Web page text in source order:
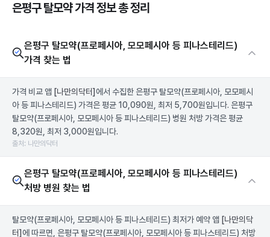
은평구 탈모약 가격 정보 총 정리
은평구 탈모약(프로페시아, 모모페시아 등 피나스테리드)
가격 찾는 법
가격 비교 앱 [나만의닥터] 에서 수집한 은평구 탈모약(프로페시아, 모모페시
아 등 피나스테리드) 가격은 평균 10,090원, 최저 5,700원입니다. 은평구
탈모약(프로페시아, 모모페시아 등 피나스테리드) 병원 처방 가격은 평균
8,320원, 최저 3,000원입니다.
출처: 나만의닥터
은평구 탈모약(프로페시아, 모모페시아 등 피나스테리드)
처방 병원 찾는 법
탈모약(프로페시아, 모모페시아 등 피나스테리드) 최저가 예약 앱 [나만의닥
터] 에 따르면, 은평구 탈모약(프로페시아, 모모페시아 등 피나스테리드) 처방